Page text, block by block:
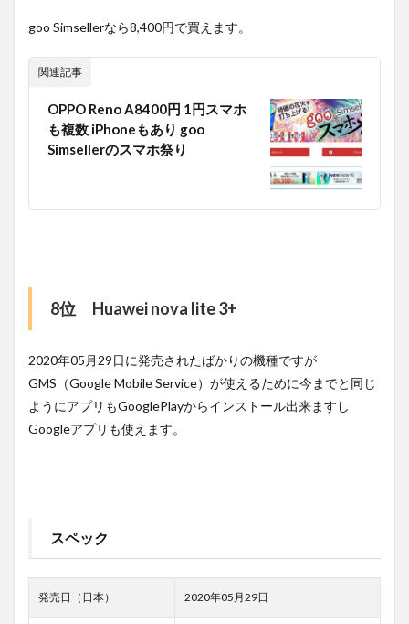
goo Simsellerなら8,400円で買えます。
関連記事
OPPO Reno A8400円 1円スマホ
も複数 iPhoneもあり goo
Simsellerのスマホ祭り
8位 Huawei nova lite 3+
2020年05月29日に発売されたばかりの機種ですが
GMS（Google Mobile Service）が使えるために今までと同じ
ようにアプリもGooglePlayからインストール出来ますし
Googleアプリも使えます。
スペック
発売日（日本） 2020年05月29日